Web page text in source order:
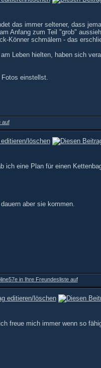
das immer seltener, dass
Anfang zum Teil "grob"
Könner schmälern - das
Leben hielten, haben sich
Fotos einstellst.
eine Plan für einen
aber sie kommen.
freue mich immer wenn so